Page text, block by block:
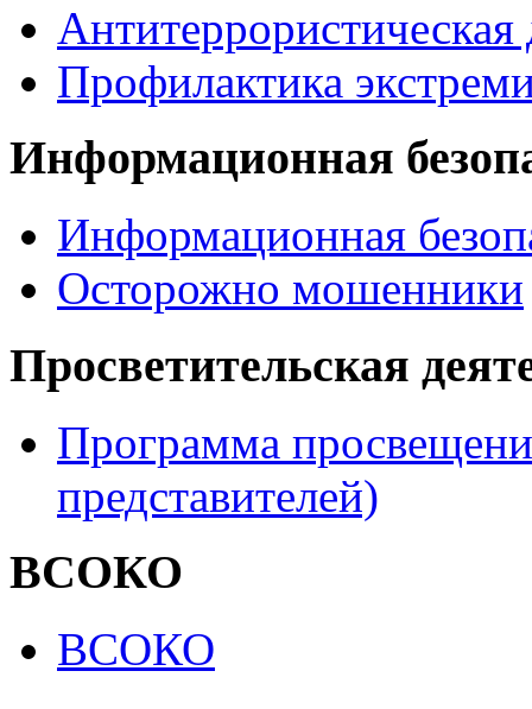
Антитеррористическая
Профилактика
Информационная
Информационная
Осторожно мошенники
Просветительская
Программа
представителей)
ВСОКО
ВСОКО